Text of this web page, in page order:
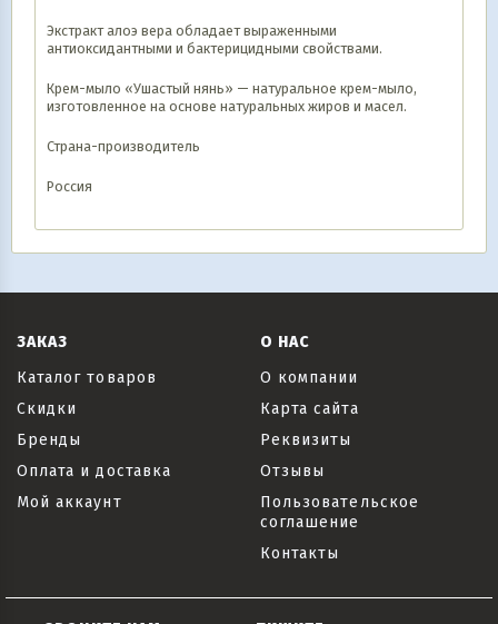
Экстракт алоэ вера обладает выраженными
антиоксидантными и бактерицидными свойствами.
Крем-мыло «Ушастый нянь» — натуральное крем-мыло,
изготовленное на основе натуральных жиров и масел.
Страна-производитель
Россия
ЗАКАЗ
Каталог товаров
Скидки
Бренды
Оплата и доставка
Мой аккаунт
О НАС
О компании
Карта сайта
Реквизиты
Отзывы
Пользовательское
соглашение
Контакты